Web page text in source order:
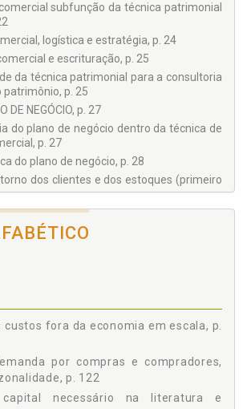
subfunção da técnica patrimonial
logística e estratégia, p. 24
e escrituração, p. 25
da técnica patrimonial para a consultoria
p. 25
DE NEGÓCIO, p. 27
do plano de negócio dentro da técnica de
p. 27
do plano de negócio, p. 28
dos clientes e dos estoques (primeiro
da concorrência, p. 34
do produto e do serviço, p. 35
do plano de negócio, p. 48
TÉCNICA E ESTRATÉGICA DO
51
custos fora da economia em escala, p.
por compras e compradores,
p. 122
necessário na literatura e